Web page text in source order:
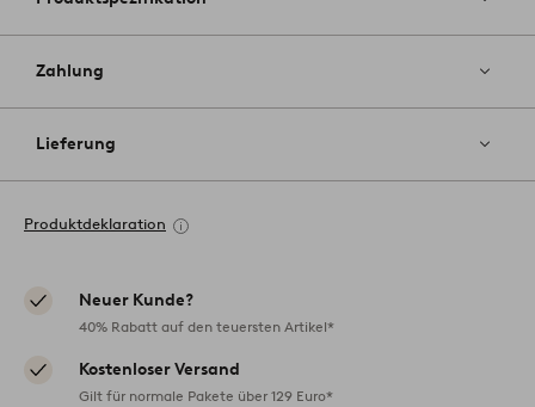
Zahlung
Lieferung
Produktdeklaration
Neuer Kunde?
40% Rabatt auf den teuersten Artikel*
Kostenloser Versand
Gilt für normale Pakete über 129 Euro*